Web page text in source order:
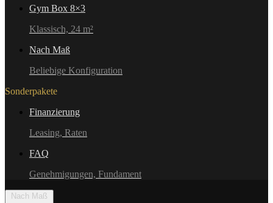
Gym Box 8×3
Klassisch, 24 m²
Nach Maß
Beliebige Konfiguration
Sonderpakete
Finanzierung
Leasing, Raten
FAQ
Genehmigungen, Fundament